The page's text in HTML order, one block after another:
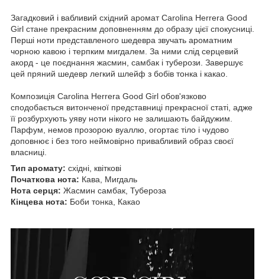
Загадковий і вабливий східний аромат Carolina Herrera Good
Girl стане прекрасним доповненням до образу цієї спокусниці.
Перші ноти представленого шедевра звучать ароматним
чорною кавою і терпким мигдалем. За ними слід серцевий
акорд - це поєднання жасмин, самбак і туберози. Завершує
цей пряний шедевр легкий шлейф з бобів тонка і какао.
Композиція Carolina Herrera Good Girl обов'язково
сподобається витонченої представниці прекрасної статі, адже
її розбурхують уяву ноти нікого не залишають байдужим.
Парфум, немов прозорою вуаллю, огортає тіло і чудово
доповнює і без того неймовірно привабливий образ своєї
власниці.
Тип аромату: східні, квіткові
Початкова нота: Кава, Мигдаль
Нота серця: Жасмин самбак, Тубероза
Кінцева нота: Боби тонка, Какао